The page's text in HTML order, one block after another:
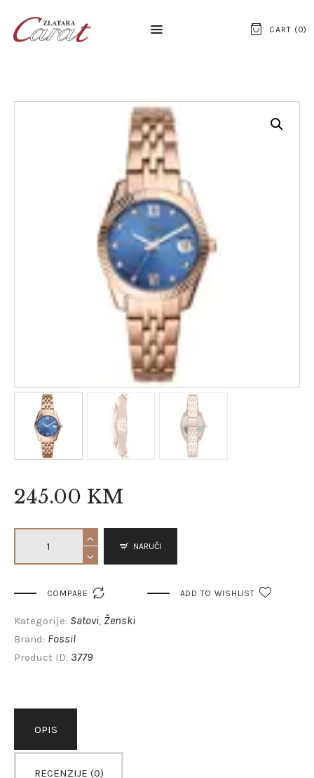
CART (0)
NASLOVNA
O NAMA
KONTAKT
SATOVI
SREBRNI NAKIT
ZLATNI NAKIT
245.00 KM
NARUČI
COMPARE  ADD TO WISHLIST
Kategorije: Satovi, Ženski
Brand: Fossil
Product ID: 3779
OPIS
RECENZIJE (0)